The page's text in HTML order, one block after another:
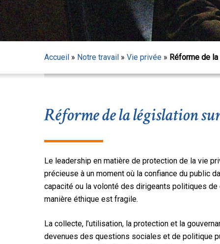
Appuyez sur Entrée pour lancer la recherche ou sur
Accueil » Notre travail » Vie privée » Réforme de
Réforme de la législation
Le leadership en matière de protection de la vie
précieuse à un moment où la confiance du public
capacité ou la volonté des dirigeants politiques
manière éthique est fragile.
La collecte, l’utilisation, la protection et la
devenues des questions sociales et de politique